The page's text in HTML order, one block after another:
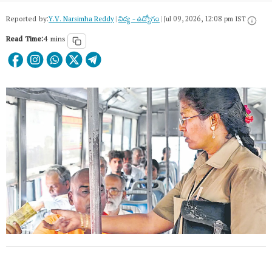
Reported by:Y.V. Narsimha Reddy|విద్య - ఉద్యోగం|Jul 09, 2026, 12:08 pm IST
Read Time:4 mins